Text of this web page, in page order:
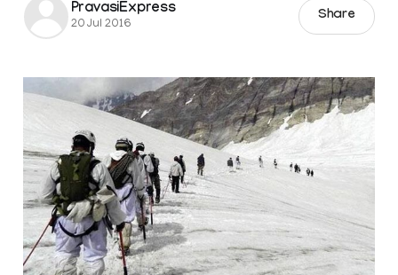
PravasiExpress
20 Jul 2016
Share